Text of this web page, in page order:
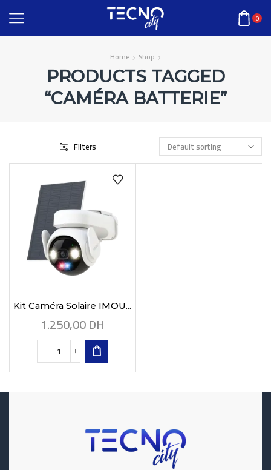
0
Home Shop
PRODUCTS TAGGED
“CAMÉRA BATTERIE”
Filters
Kit Caméra Solaire IMOU...
1.250,00DH